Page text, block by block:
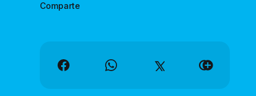
Comparte